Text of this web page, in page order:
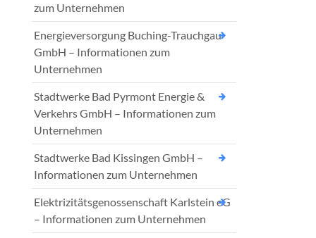
zum Unternehmen
Energieversorgung Buching-Trauchgau
GmbH – Informationen zum
Unternehmen
Stadtwerke Bad Pyrmont Energie &
Verkehrs GmbH – Informationen zum
Unternehmen
Stadtwerke Bad Kissingen GmbH –
Informationen zum Unternehmen
Elektrizitätsgenossenschaft Karlstein eG
– Informationen zum Unternehmen